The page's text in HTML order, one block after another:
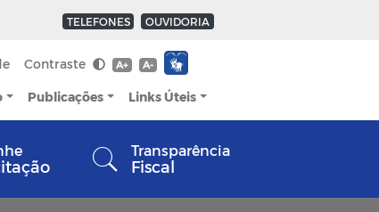
TELEFONES OUVIDORIA
Contraste A+ A-
Publicações Links Úteis
Transparência
Fiscal